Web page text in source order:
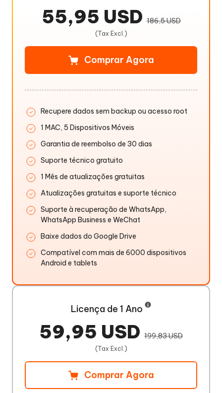
Licença de 1 Ano
59,95 USD 199,83 USD
(Tax Excl.)
Comprar Agora
55,95 USD186,5 USD
(Tax Excl.)
Comprar Agora
Recupere dados sem backup ou acesso root
1 MAC, 5 Dispositivos Móveis
Garantia de reembolso de 30 dias
Suporte técnico gratuito
1 Mês de atualizações gratuitas
Atualizações gratuitas e suporte técnico
Suporte à recuperação de WhatsApp,
WhatsApp Business e WeChat
Baixe dados do Google Drive
Compatível com mais de 6000 dispositivos
Android e tablets